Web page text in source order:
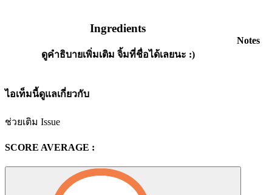
Ingredients
ดูคำธิบายเพิ่มเติม จิ้มที่ชื่อได้เลยนะ :)
Notes
ไอเท็มนี้ดูแลเกี่ยวกับ
ช่วยเติม Issue
SCORE AVERAGE :